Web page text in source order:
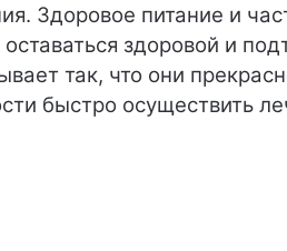
Здоровое питание и
оставаться здоровой и
так, что они
быстро осуществить